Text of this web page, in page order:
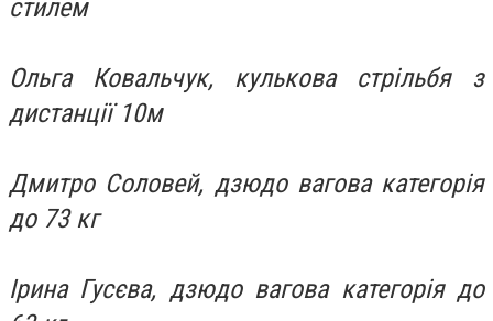
стилем
Ольга Ковальчук, кулькова стрільбя з
дистанції 10м
Дмитро Соловей, дзюдо вагова категорія
до 73 кг
Ірина Гусєва, дзюдо вагова категорія до